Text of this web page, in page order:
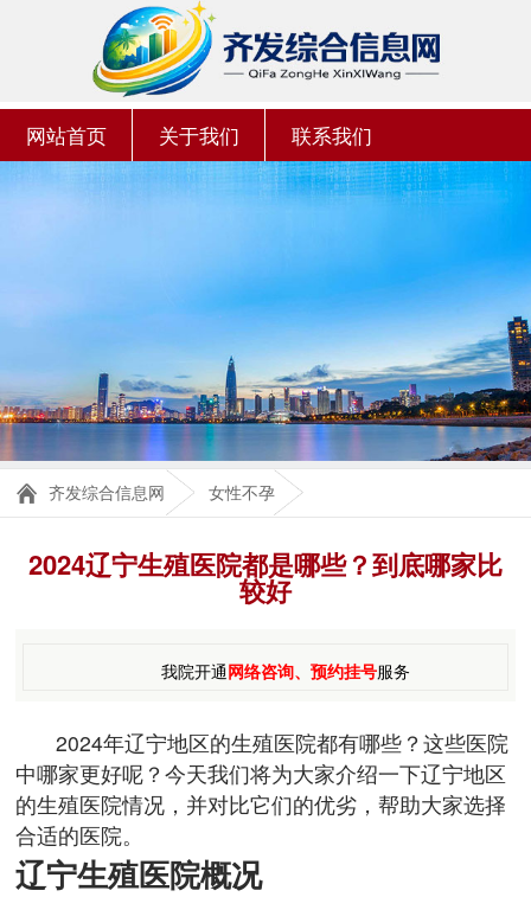
网站首页 关于我们 联系我们
齐发综合信息网 女性不孕
2024辽宁生殖医院都是哪些？到底哪家比
较好
我院开通网络咨询、预约挂号服务
2024年辽宁地区的生殖医院都有哪些？这些医院
中哪家更好呢？今天我们将为大家介绍一下辽宁地区
的生殖医院情况，并对比它们的优劣，帮助大家选择
合适的医院。
辽宁生殖医院概况